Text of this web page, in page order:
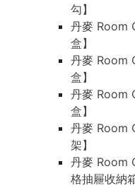
勾】
丹麥 Room
盒】
丹麥 Room
盒】
丹麥 Room
盒】
丹麥 Room
架】
丹麥 Room
格抽屜收納箱